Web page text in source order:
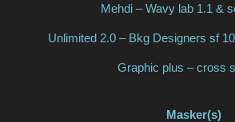
Mehdi – Wavy lab 1.1 &
Unlimited 2.0 – Bkg Designers sf
Graphic plus – cross
Masker(s)